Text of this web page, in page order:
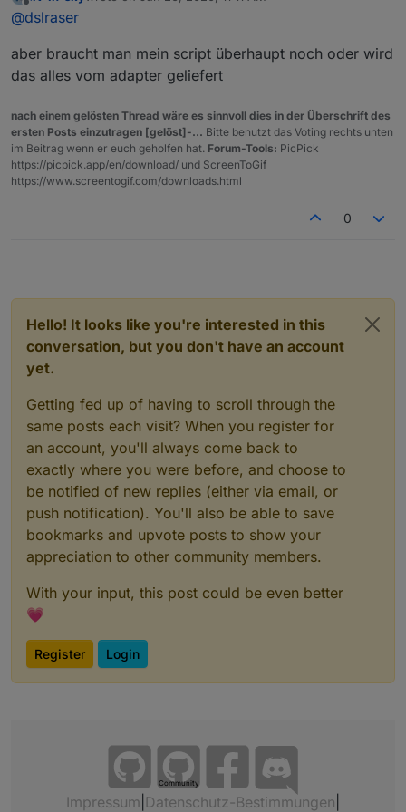
lassen.
Offline last edited by
@dslraser
aber braucht man mein script überhaupt noch oder wird
das alles vom adapter geliefert
nach einem gelösten Thread wäre es sinnvoll dies in der Überschrift des
ersten Posts einzutragen [gelöst]-... Bitte benutzt das Voting rechts unten
im Beitrag wenn er euch geholfen hat. Forum-Tools: PicPick
https://picpick.app/en/download/ und ScreenToGif
https://www.screentogif.com/downloads.html
0
Hello! It looks like you're interested in this
conversation, but you don't have an account
yet.
Getting fed up of having to scroll through the
same posts each visit? When you register for
an account, you'll always come back to
exactly where you were before, and choose to
be notified of new replies (either via email, or
push notification). You'll also be able to save
bookmarks and upvote posts to show your
appreciation to other community members.
With your input, this post could be even better
💗
Register Login
Community
Impressum Datenschutz-Bestimmungen